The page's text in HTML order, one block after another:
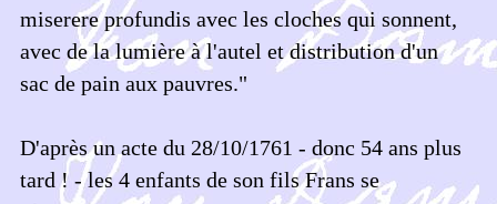
miserere profundis avec les cloches qui sonnent,
avec de la lumière à l'autel et distribution d'un
sac de pain aux pauvres."
D'après un acte du 28/10/1761 - donc 54 ans plus
tard ! - les 4 enfants de son fils Frans se